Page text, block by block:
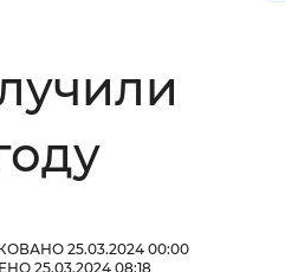
25.03.2024 00:00
25.03.2024 08:18